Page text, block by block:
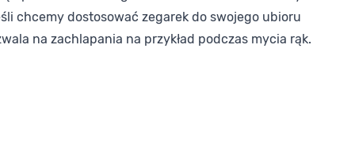
chcemy dostosować zegarek do swojego ubioru
na zachlapania na przykład podczas mycia rąk.